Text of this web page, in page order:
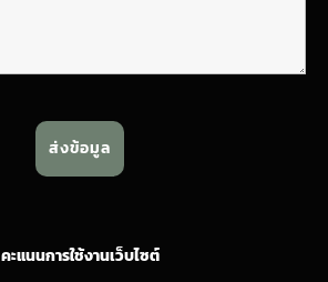
คะแนนการใช้งานเว็บไซต์